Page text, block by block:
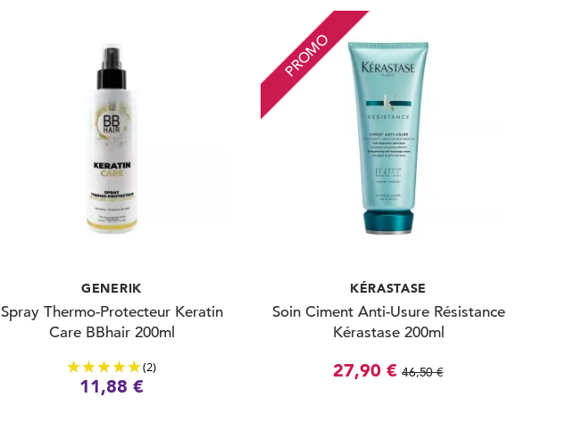
GENERIK
Spray Thermo-Protecteur Keratin
Care BBhair 200ml
(2)
11,88 €
PROMO
KÉRASTASE
Soin Ciment Anti-Usure Résistance
Kérastase 200ml
27,90 € 46,50 €